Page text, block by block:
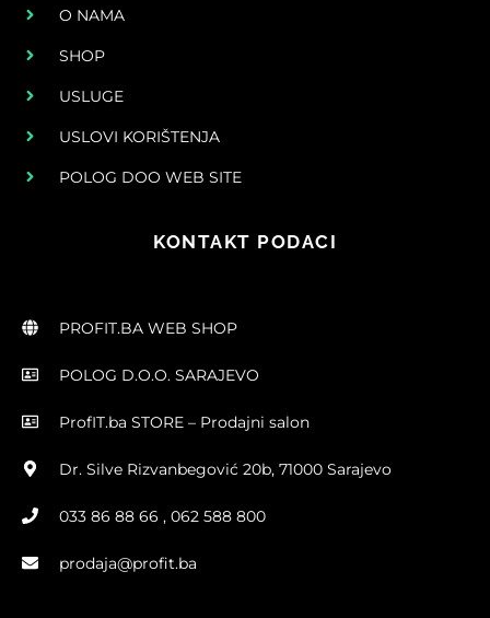
O NAMA
SHOP
USLUGE
USLOVI KORIŠTENJA
POLOG DOO WEB SITE
KONTAKT PODACI
PROFIT.BA WEB SHOP
POLOG D.O.O. SARAJEVO
ProfIT.ba STORE – Prodajni salon
Dr. Silve Rizvanbegović 20b, 71000 Sarajevo
033 86 88 66 , 062 588 800
prodaja@profit.ba